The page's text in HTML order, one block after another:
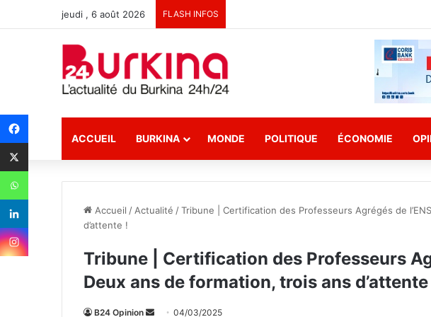
jeudi , 6 août 2026 FLASH INFOS
ACCUEIL BURKINA MONDE POLITIQUE ÉCONOMIE
Accueil / Actualité /Tribune | Certification des Professeurs Agrégés de
d’attente !
Tribune | Certification des Professeurs
Deux ans de formation, trois ans d’attente
B24 Opinion 04/03/2025